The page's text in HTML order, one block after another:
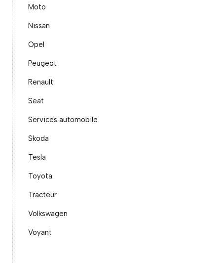
Moto
Nissan
Opel
Peugeot
Renault
Seat
Services automobile
Skoda
Tesla
Toyota
Tracteur
Volkswagen
Voyant